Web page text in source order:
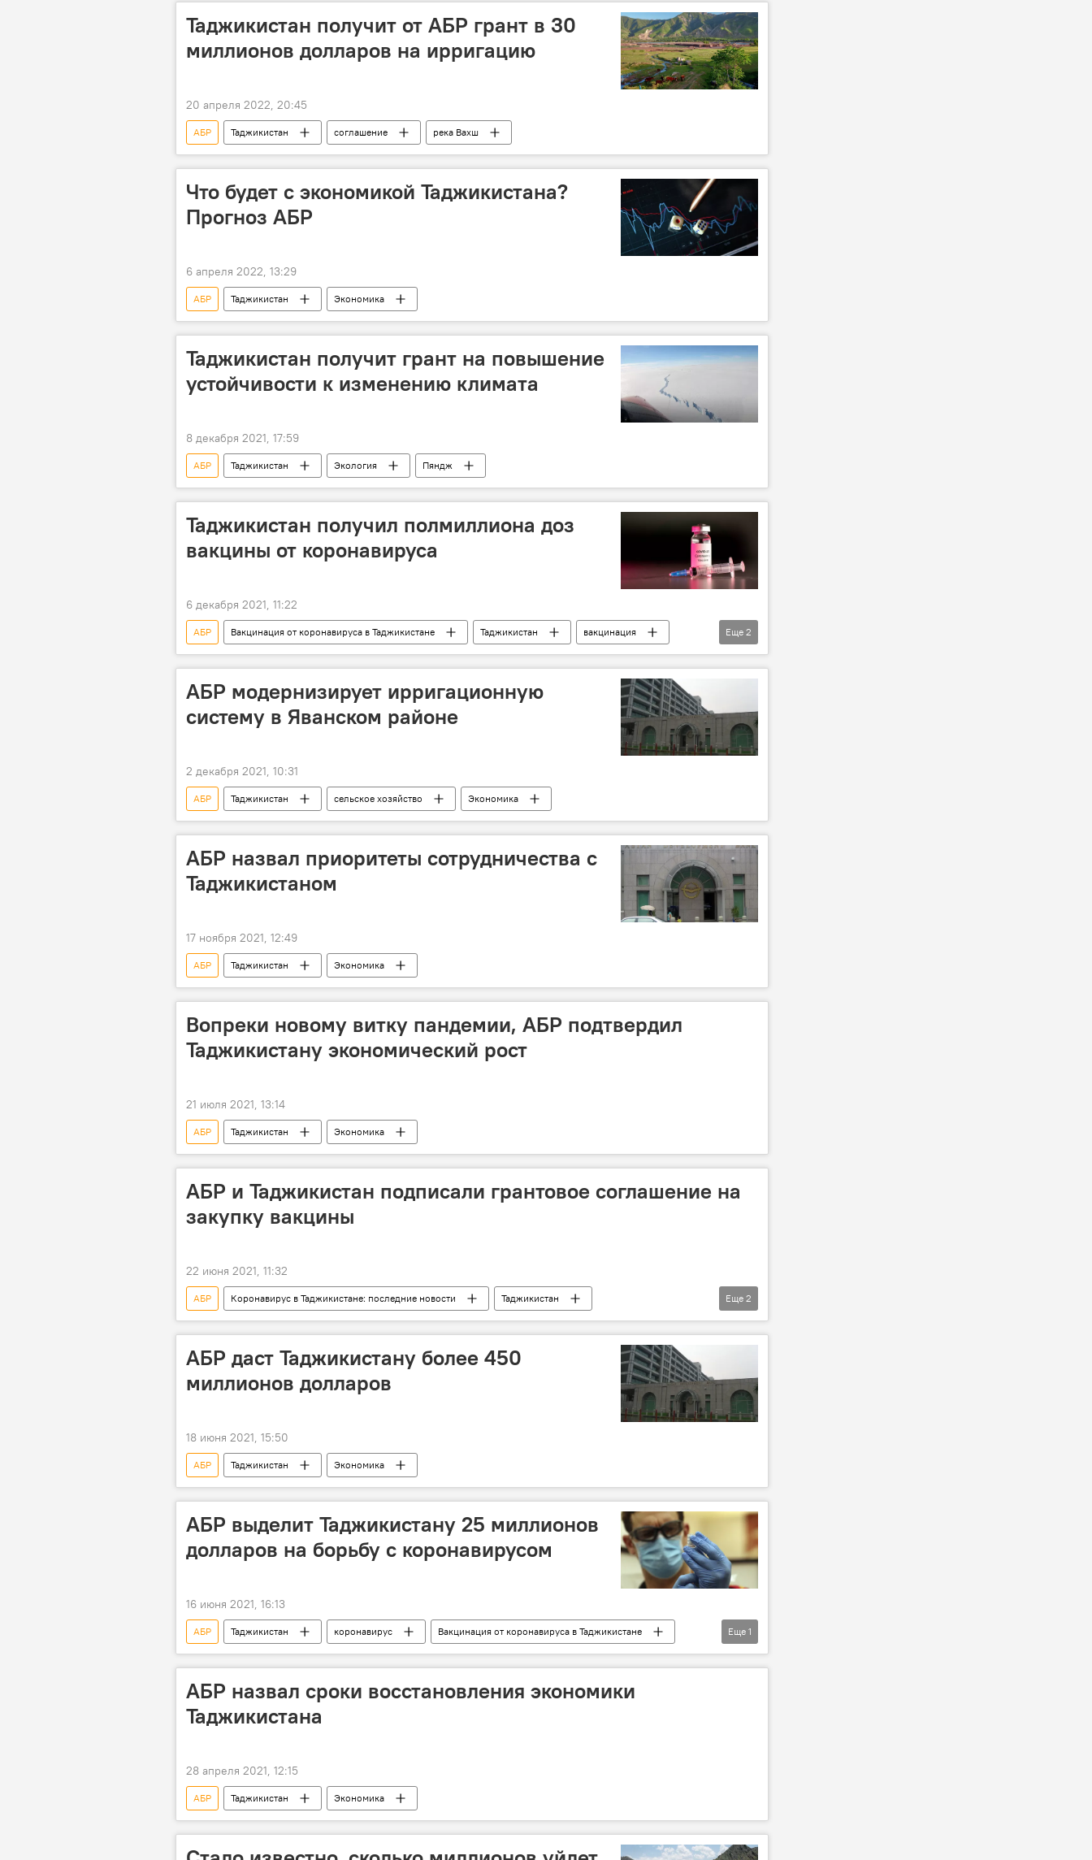
Таджикистан получит от АБР грант в 30
миллионов долларов на ирригацию
20 апреля 2022, 20:45
АБР Таджикистан соглашение река Вахш
Что будет с экономикой Таджикистана?
Прогноз АБР
6 апреля 2022, 13:29
АБР Таджикистан Экономика
Таджикистан получит грант на повышение
устойчивости к изменению климата
8 декабря 2021, 17:59
АБР Таджикистан Экология Пяндж
Таджикистан получил полмиллиона доз
вакцины от коронавируса
6 декабря 2021, 11:22
АБР Вакцинация от коронавируса в Таджикистане Таджикистан
вакцинация
вакцина от коронавируса
Китай
Еще 2
АБР модернизирует ирригационную
систему в Яванском районе
2 декабря 2021, 10:31
АБР Таджикистан сельское хозяйство Экономика
АБР назвал приоритеты сотрудничества с
Таджикистаном
17 ноября 2021, 12:49
АБР Таджикистан Экономика
Вопреки новому витку пандемии, АБР подтвердил
Таджикистану экономический рост
21 июля 2021, 13:14
АБР Таджикистан Экономика
АБР и Таджикистан подписали грантовое соглашение на
закупку вакцины
22 июня 2021, 11:32
АБР Коронавирус в Таджикистане: последние новости
Таджикистан
Минфин Таджикистана
коронавирус
Еще 2
АБР даст Таджикистану более 450
миллионов долларов
18 июня 2021, 15:50
АБР Таджикистан Экономика
АБР выделит Таджикистану 25 миллионов
долларов на борьбу с коронавирусом
16 июня 2021, 16:13
АБР Таджикистан коронавирус
Вакцинация от коронавируса в Таджикистане
Коронавирус в Таджикистане: последние новости
Еще 1
АБР назвал сроки восстановления экономики
Таджикистана
28 апреля 2021, 12:15
АБР Таджикистан Экономика